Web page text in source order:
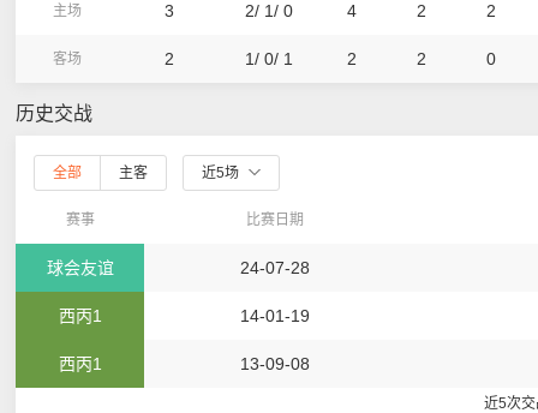
主场 3 2/ 1/ 0 4 2 2
客场 2 1/ 0/ 1 2 2 0
历史交战
全部 主客 近5场
赛事 比赛日期
球会友谊 24-07-28
西丙1 14-01-19
西丙1 13-09-08
近5次